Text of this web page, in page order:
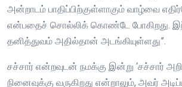
அன்றாடம் பாதிப்பிற்குள்ளாகும் வாழ்வை
என்பதைச் சொல்லிக் கொண்டே போகிறது.
தனித்துவம் அதில்தான் அடங்கியுள்ளது”.
சச்சார் என்றவுடன் நமக்கு இன்று ‘சச்சார்
நினைவுக்கு வருகிறது என்றாலும், அவர்